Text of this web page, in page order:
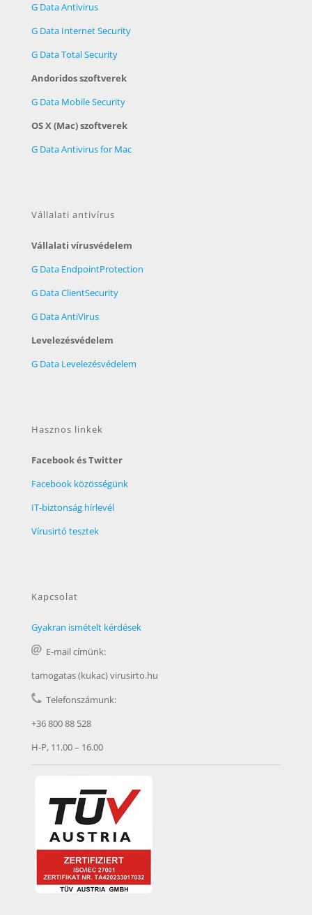
G Data Antivirus
G Data Internet Security
G Data Total Security
Andoridos szoftverek
G Data Mobile Security
OS X (Mac) szoftverek
G Data Antivirus for Mac
Vállalati antivírus
Vállalati vírusvédelem
G Data EndpointProtection
G Data ClientSecurity
G Data AntiVirus
Levelezésvédelem
G Data Levelezésvédelem
Hasznos linkek
Facebook és Twitter
Facebook közösségünk
IT-biztonság hírlevél
Vírusirtó tesztek
Kapcsolat
Gyakran ismételt kérdések
E-mail címünk:
tamogatas (kukac) virusirto.hu
Telefonszámunk:
+36 800 88 528
H-P, 11.00 – 16.00